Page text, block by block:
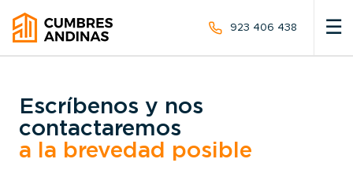
923 406 438 ☰
NUESTROS PROYECTOS
BLOG
Escríbenos y nos
contactaremos
a la brevedad posible